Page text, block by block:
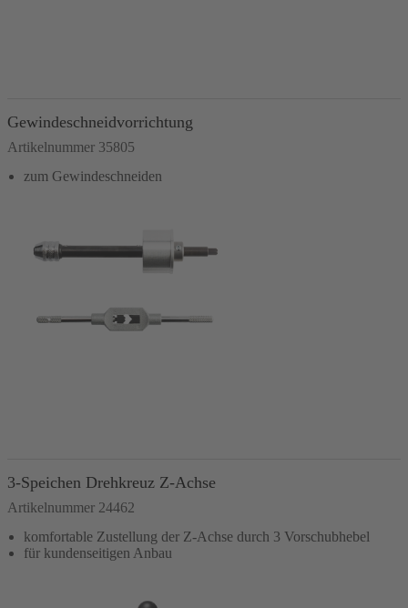
Gewindeschneidvorrichtung
Artikelnummer 35805
zum Gewindeschneiden
3-Speichen Drehkreuz Z-Achse
Artikelnummer 24462
komfortable Zustellung der Z-Achse durch 3 Vorschubhebel
für kundenseitigen Anbau